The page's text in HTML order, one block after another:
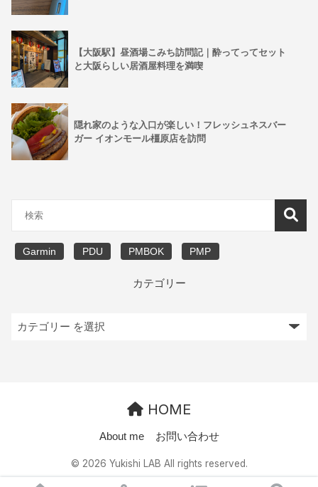
【大阪駅】昼酒場こみち訪問記｜酔ってってセット
と大阪らしい居酒屋料理を満喫
隠れ家のような入口が楽しい！フレッシュネスバー
ガー イオンモール橿原店を訪問
Garmin PDU PMBOK PMP
カテゴリー
HOME
About me お問い合わせ
© 2026 Yukishi LAB All rights reserved.